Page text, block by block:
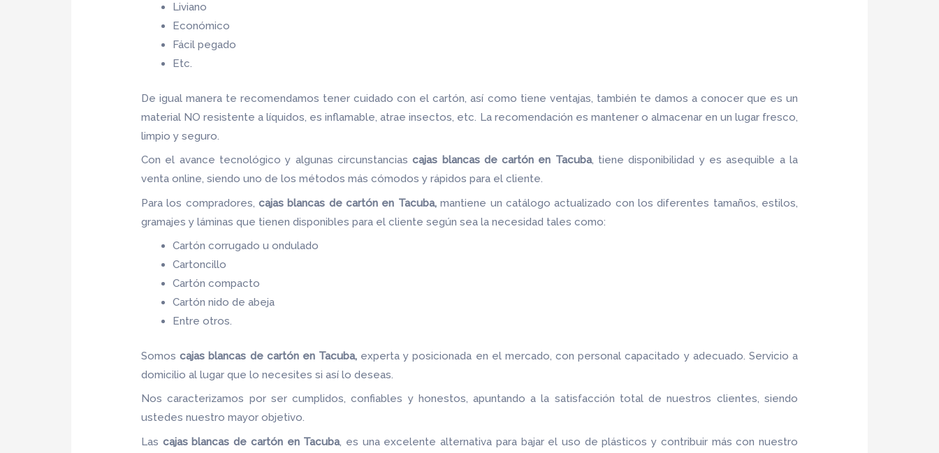
Liviano
Económico
Fácil pegado
Etc.
De igual manera te recomendamos tener cuidado con el cartón, así como tiene ventajas, también te damos a conocer que es un
material NO resistente a líquidos, es inflamable, atrae insectos, etc. La recomendación es mantener o almacenar en un lugar fresco,
limpio y seguro.
Con el avance tecnológico y algunas circunstanciascajas blancas de cartón en Tacuba, tiene disponibilidad y es asequible a la
venta online, siendo uno de los métodos más cómodos y rápidos para el cliente.
Para los compradores,cajas blancas de cartón en Tacuba,mantiene un catálogo actualizado con los diferentes tamaños, estilos,
gramajes y láminas que tienen disponibles para el cliente según sea la necesidad tales como:
Cartón corrugado u ondulado
Cartoncillo
Cartón compacto
Cartón nido de abeja
Entre otros.
Somoscajas blancas de cartónen Tacuba, experta y posicionada en el mercado, con personal capacitado y adecuado. Servicio a
domicilio al lugar que lo necesites si así lo deseas.
Nos caracterizamos por ser cumplidos, confiables y honestos, apuntando a la satisfacción total de nuestros clientes, siendo
ustedes nuestro mayor objetivo.
Las cajas blancas de cartón en Tacuba, es una excelente alternativa para bajar el uso de plásticos y contribuir más con nuestro